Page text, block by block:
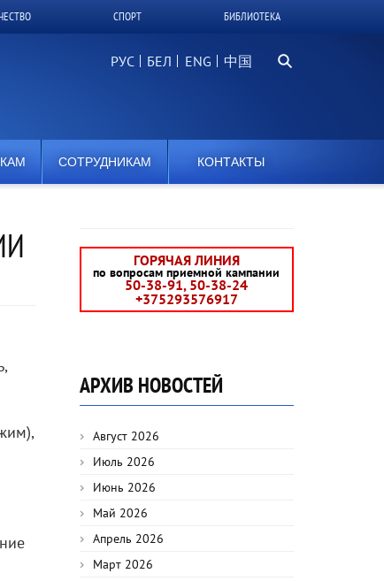
СПОРТ БИБЛИОТЕКА
РУС БЕЛ 中国 Поиск...
СОТРУДНИКАМ КОНТАКТЫ
ГОРЯЧАЯ ЛИНИЯ
по вопросам приемной кампании
50-38-91, 50-38-24
+375293576917
АРХИВ НОВОСТЕЙ
Август 2026
Июль 2026
Июнь 2026
Май 2026
Апрель 2026
Март 2026